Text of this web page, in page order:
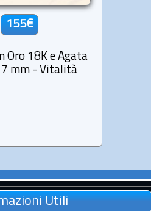
155€
Oro 18K e Agata
mm - Vitalità
Utili